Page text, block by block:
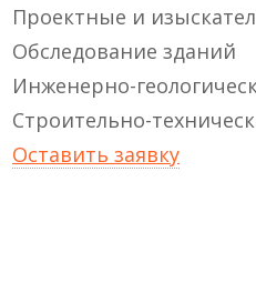
Проектные и
Обследование зданий
Инженерно-
Строительно-
Оставить заявку